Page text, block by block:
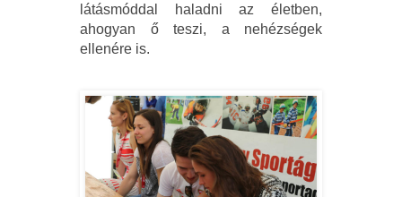
látásmóddal haladni az életben,
ahogyan ő teszi, a nehézségek
ellenére is.